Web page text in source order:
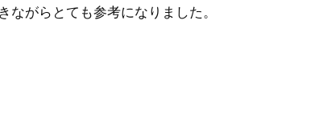
がらとても参考になりました。